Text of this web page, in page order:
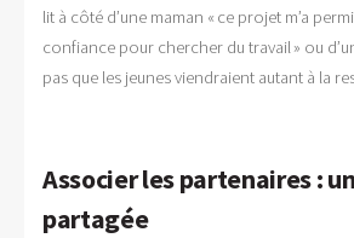
lit à côté d’une maman « ce projet m’a
confiance pour chercher du travail » ou
pas que les jeunes viendraient autant à la
Associer les partenaires :
partagée